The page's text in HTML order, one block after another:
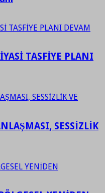
TASFİYE PLANI
SESSİZLİK